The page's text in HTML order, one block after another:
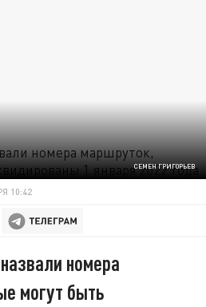
СЕМЕН ГРИГОРЬЕВ
10:42
номера
могут быть